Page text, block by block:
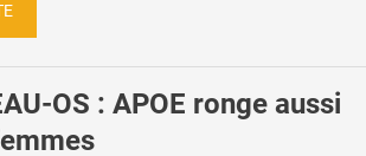
OS : APOE ronge aussi